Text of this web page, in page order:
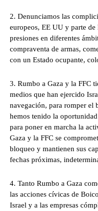
2. Denunciamos las
europeos, EE UU y parte
presiones en diferentes
compraventa de armas,
con un Estado ocupante,
3. Rumbo a Gaza y la FFC
medios que han ejercido
navegación, para romper el
hemos tenido la
para poner en marcha la
Gaza y la FFC se
bloqueo y mantienen sus
fechas próximas,
4. Tanto Rumbo a Gaza
las acciones cívicas de
Israel y a las empresas